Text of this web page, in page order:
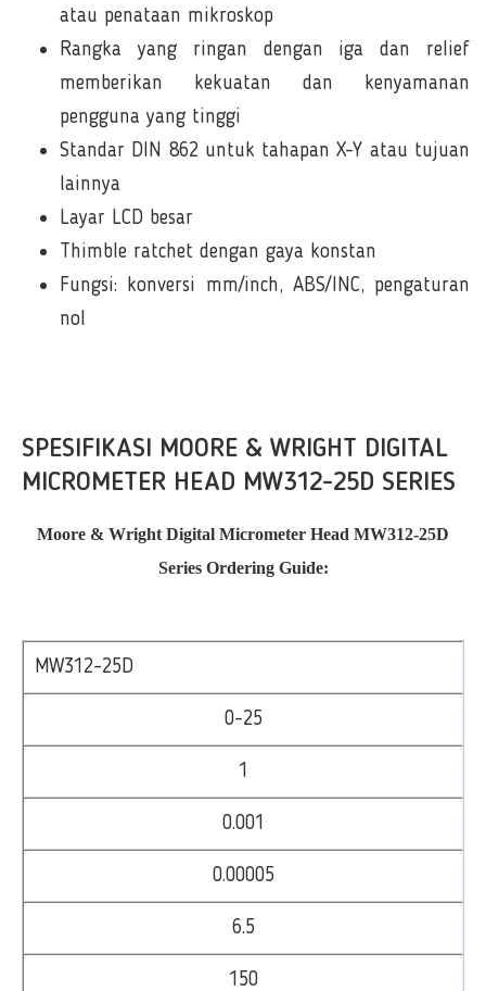
atau penataan mikroskop
Rangka yang ringan dengan iga dan relief
memberikan kekuatan dan kenyamanan
pengguna yang tinggi
Standar DIN 862 untuk tahapan X-Y atau tujuan
lainnya
Layar LCD besar
Thimble ratchet dengan gaya konstan
Fungsi: konversi mm/inch, ABS/INC, pengaturan
nol
SPESIFIKASI MOORE & WRIGHT DIGITAL
MICROMETER HEAD MW312-25D SERIES
Moore & Wright Digital Micrometer Head MW312-25D
Series Ordering Guide:
MW312-25D
0-25
1
0.001
0.00005
6.5
150